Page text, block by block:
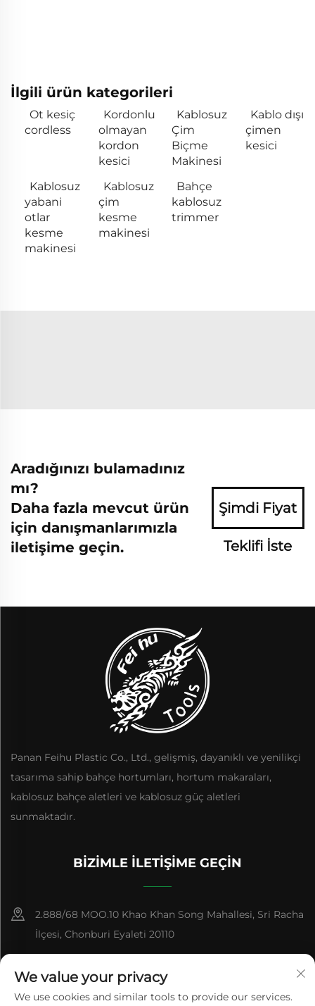
İlgili ürün kategorileri
Ot kesiç
cordless
Kordonlu
olmayan
kordon
kesici
Kablosuz
Çim
Biçme
Makinesi
Kablo dışı
çimen
kesici
Kablosuz
yabani
otlar
kesme
makinesi
Kablosuz
çim
kesme
makinesi
Bahçe
kablosuz
trimmer
Aradığınızı bulamadınız
mı?
Daha fazla mevcut ürün
için danışmanlarımızla
iletişime geçin.
Şimdi Fiyat
Teklifi İste
Panan Feihu Plastic Co., Ltd., gelişmiş, dayanıklı ve yenilikçi
tasarıma sahip bahçe hortumları, hortum makaraları,
kablosuz bahçe aletleri ve kablosuz güç aletleri
sunmaktadır.
BIZIMLE İLETIŞIME GEÇIN
2.888/68 MOO.10 Khao Khan Song Mahallesi, Sri Racha
İlçesi, Chonburi Eyaleti 20110
[email protected]
We value your privacy
We use cookies and similar tools to provide our services.